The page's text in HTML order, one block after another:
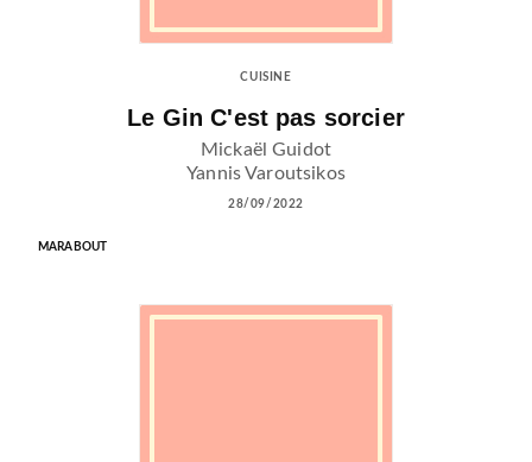
CUISINE
Le Gin C'est pas sorcier
Mickaël Guidot
Yannis Varoutsikos
28/09/2022
MARABOUT